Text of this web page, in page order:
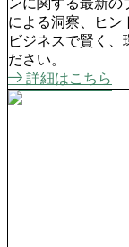
による洞察、ヒン
ビジネスで賢く、
ださい。
詳細はこちら